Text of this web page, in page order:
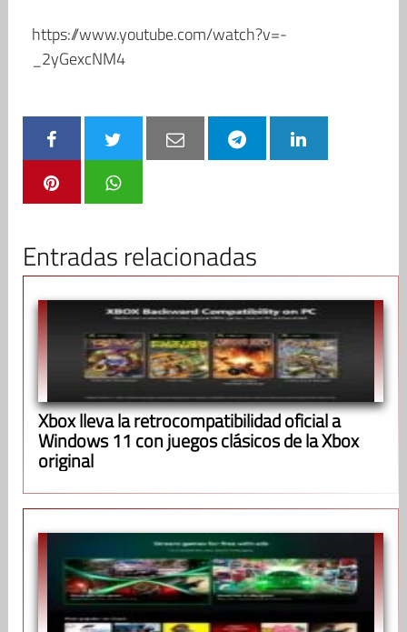
https://www.youtube.com/watch?v=-
_2yGexcNM4
Entradas relacionadas
Xbox lleva la retrocompatibilidad oficial a
Windows 11 con juegos clásicos de la Xbox
original